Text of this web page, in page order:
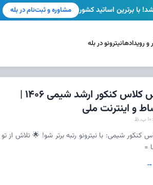
و رویدادهانیترونو در بله
نمونه تدریس کلاس کنکور ارشد شیمی 1406 |
و اینترنت ملی
کنکور شیمی: با نیترونو رتبه برتر شو! 🌟 تلاش از
=
با برترین اساتید کشور مشاوره و ثبت‌نام در بله